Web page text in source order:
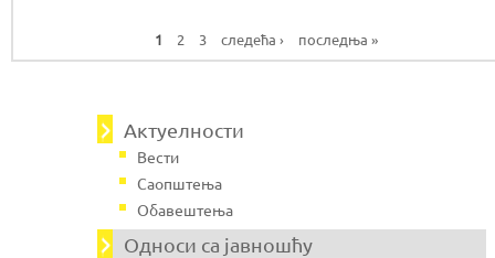
1 2 3 следећа › последња »
Актуелности
Вести
Саопштења
Обавештења
Односи са јавношћу